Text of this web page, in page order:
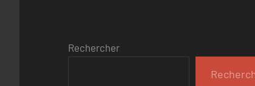
Rechercher